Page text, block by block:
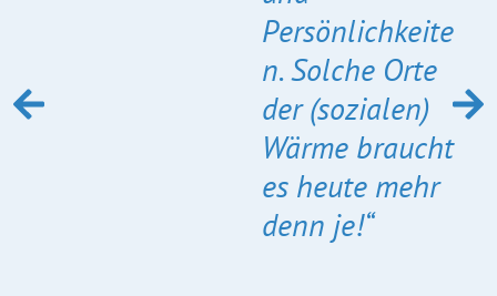
Persönlichkeite
n. Solche Orte
der (sozialen)
Wärme braucht
es heute mehr
denn je!“